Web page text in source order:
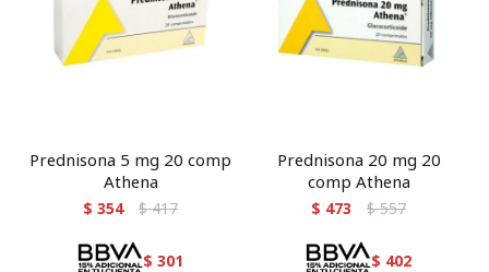
Prednisona 5 mg 20 comp
Athena
$ 354 $ 417
$ 301
Prednisona 20 mg 20
comp Athena
$ 473 $ 557
$ 402